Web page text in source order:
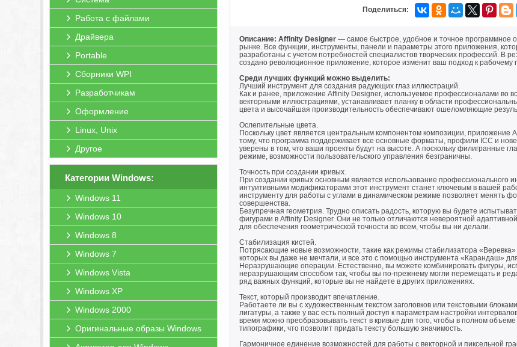
Работа с файлами
Драйвера
Portable
Сборники WPI
Разработчикам
Оформление
Linux, Unix
Другое
Категории Windows:
Windows 11
Windows 10
Windows 8
Windows 7
Windows Vista
Windows XP
Windows 2000
Оригинальные образы Windows
Поделиться:
Описание: Affinity Designer — самое быстрое, удобное и точное программное
рынке. Все функции, инструменты, панели и параметры этого приложения,
разработаны с учетом потребностей специалистов творческих профессий. В
создано революционное приложение, которое изменит ваш подход к рабочему
Среди лучших функций можно выделить:
Лучший инструмент для создания радующих глаз иллюстраций.
Как и ранее, приложение Affinity Designer, используемое профессионалами во
векторными иллюстрациями, устанавливает планку в области
цвета и высочайшая производительность обеспечивают ошеломляющие
Ослепительные цвета.
Поскольку цвет является центральным компонентом композиции,
тому, что программа поддерживает все основные форматы, профили ICC и
уверены в том, что ваши проекты будут на высоте. А поскольку филигранные
режиме, возможности пользовательского управления безграничны.
Точность при создании кривых.
При создании кривых основным является использование профессионального
интуитивными модификаторами этот инструмент станет ключевым в вашей
инструменту для работы с углами в динамическом режиме позволяет менять
совершенства.
Безупречная геометрия. Трудно описать радость, которую вы будете
фигурами в Affinity Designer. Они не только отличаются невероятной
для обеспечения геометрической точности во всем, чтобы вы ни делали.
Стабилизация кистей.
Потрясающие новые возможности, такие как режимы стабилизатора
которых вы даже не мечтали, и все это с помощью инструмента «Карандаш»
Неразрушающие операции. Естественно, вы можете комбинировать фигуры,
неразрушающим способом так, чтобы вы по-прежнему могли перемещать и
ряд важных функций, которые вы не найдете в других приложениях.
Текст, который производит впечатление.
Работаете ли вы с художественным текстом заголовков или текстовыми
лигатуры, а также у вас есть полный доступ к параметрам настройки
время можно преобразовывать текст в кривые для того, чтобы в полном
типографики, что позволит придать тексту большую значимость.
Гармоничное единение возможностей для работы с векторной и пиксельной